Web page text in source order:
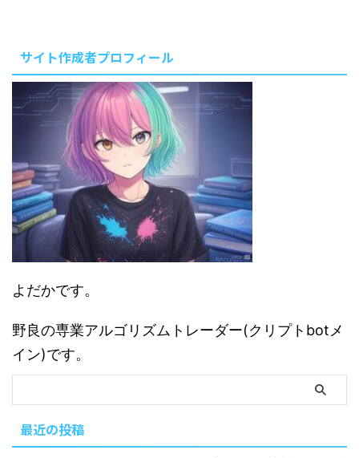
サイト作成者プロフィール
よだかです。
野良の専業アルゴリズムトレーダー(クリプトbotメ
イン)です。
最近の投稿